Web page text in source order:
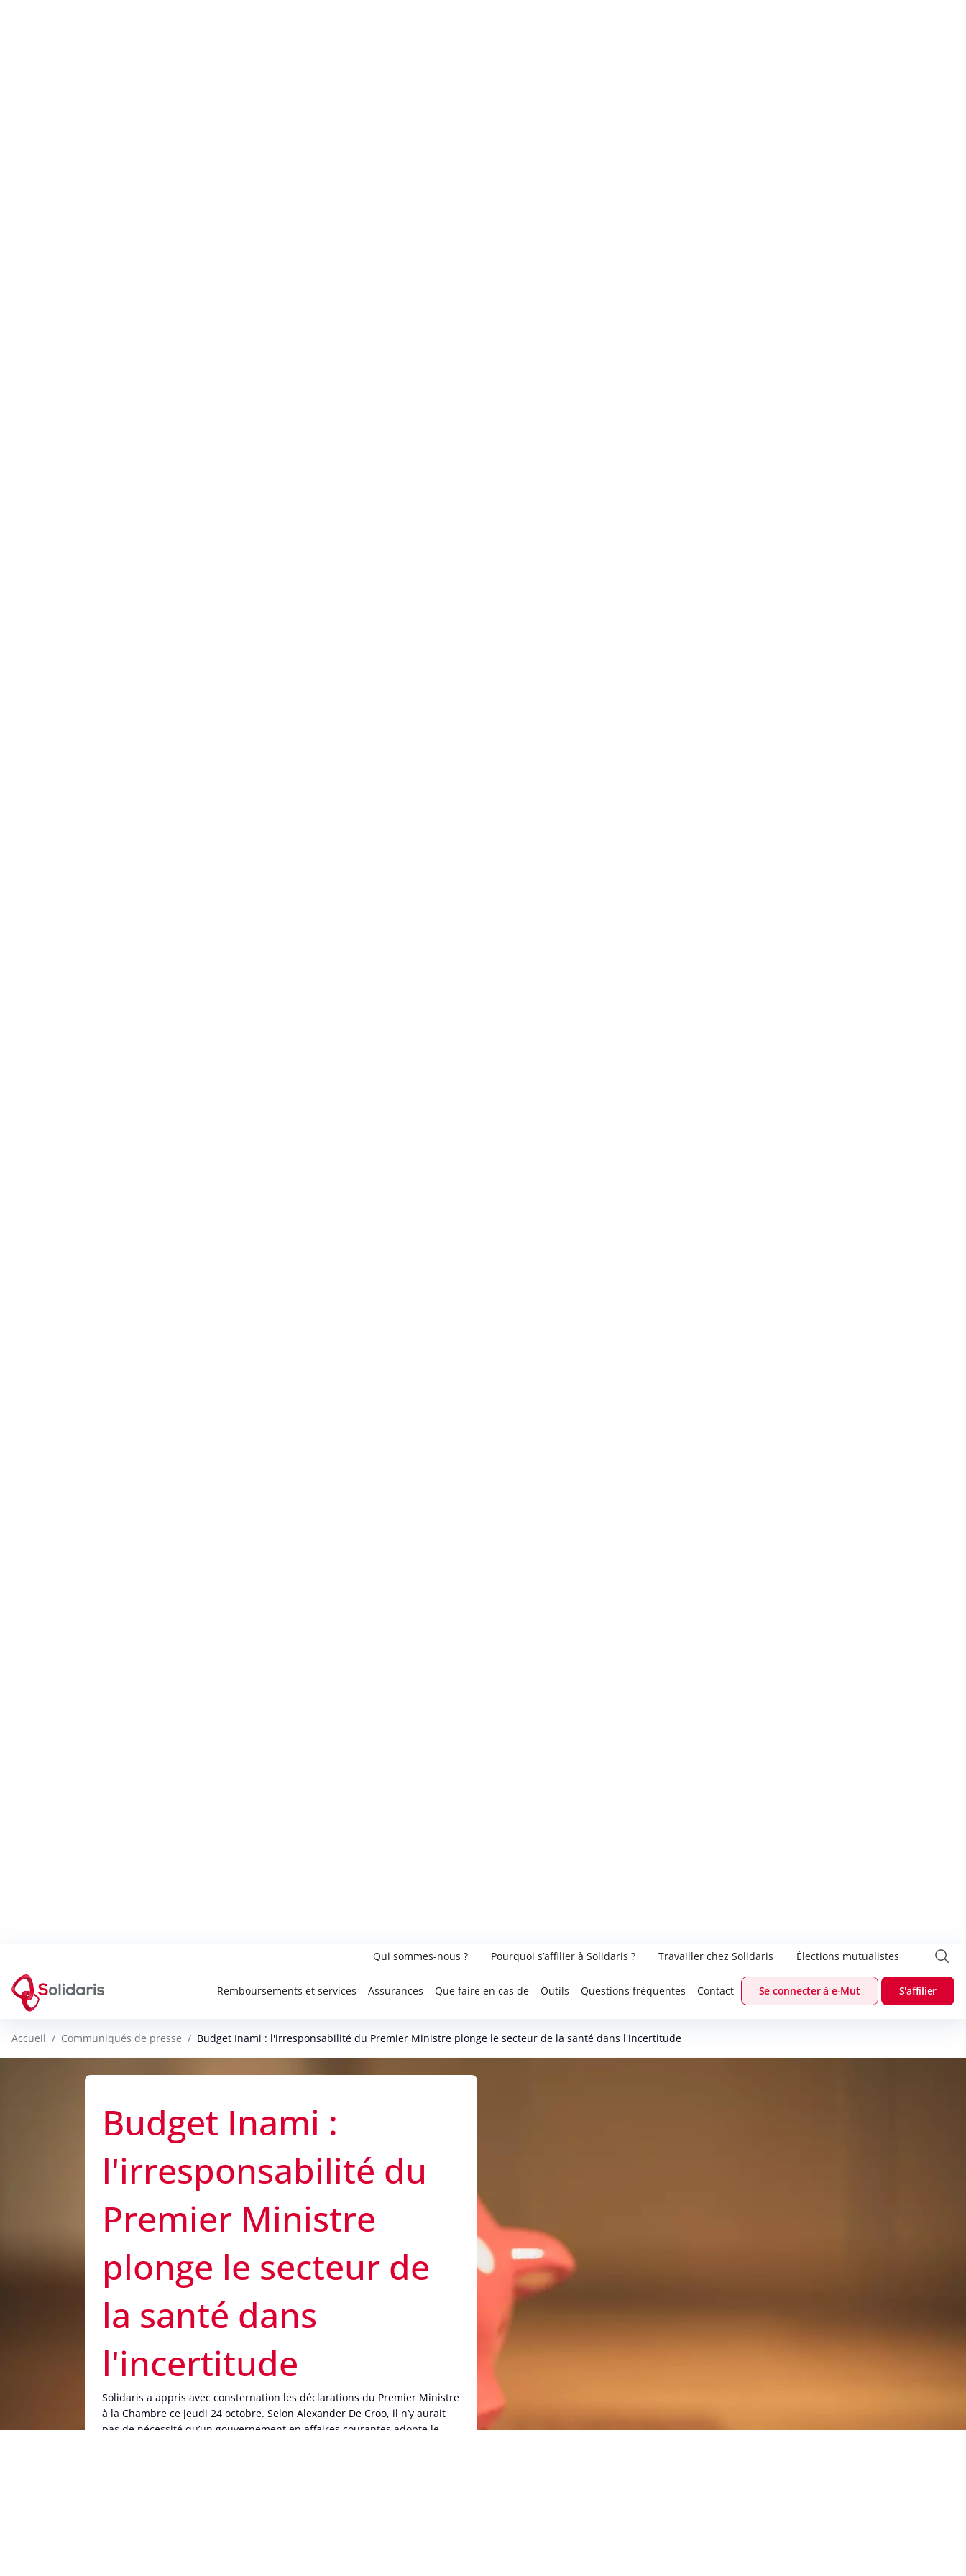
Qui sommes-nous ? Pourquoi s’affilier à Solidaris ? Travailler chez Solidaris Élections mutualistes
Remboursements et services Assurances Que faire en cas de Outils Questions fréquentes Contact Se connecter à e-Mut S'affilier
Accueil Communiqués de presse Budget Inami : l'irresponsabilité du Premier Ministre plonge le secteur de la santé dans l'incertitude
Budget Inami :
l'irresponsabilité du
Premier Ministre
plonge le secteur de
la santé dans
l'incertitude
Solidaris a appris avec consternation les déclarations du Premier Ministre
à la Chambre ce jeudi 24 octobre. Selon Alexander De Croo, il n’y aurait
pas de nécessité qu’un gouvernement en affaires courantes adopte le